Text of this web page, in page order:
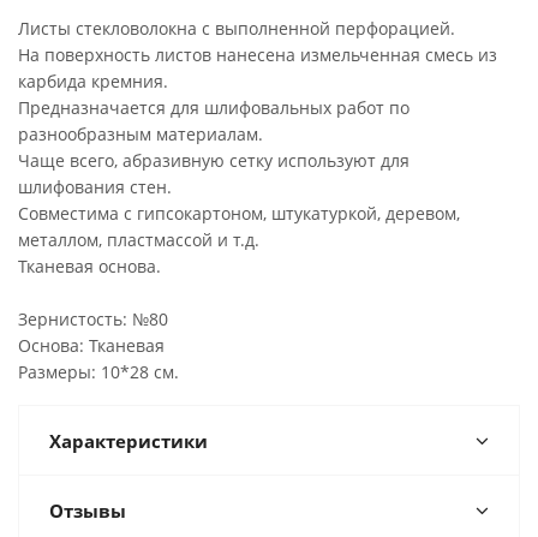
Листы стекловолокна с выполненной перфорацией.
На поверхность листов нанесена измельченная смесь из
карбида кремния.
Предназначается для шлифовальных работ по
разнообразным материалам.
Чаще всего, абразивную сетку используют для
шлифования стен.
Совместима с гипсокартоном, штукатуркой, деревом,
металлом, пластмассой и т.д.
Тканевая основа.
Зернистость: №80
Основа: Тканевая
Размеры: 10*28 см.
Характеристики
Отзывы